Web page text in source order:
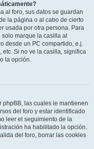
al foro, sus datos se guardan
la página o al cabo de cierto
usada por otra persona. Para
marque la casilla al
desde un PC compartido, e.j.
etc. Si no ve la casilla, significa
la opción.
phpBB, las cuales le mantienen
del foro y estar identificado
leer el seguimiento de la
ha habilitado la opción.
del foro, borrar las cookies